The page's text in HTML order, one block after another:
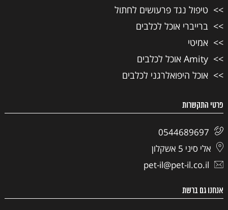
טיפול נגד פרעושים לחתול
ברייברי אוכל לכלבים
אמיטי
Amity אוכל לכלבים
אוכל היפואלרגני לכלבים
פרטי התקשרות
0544689697
אלי סיני 5 אשקלון
pet-il@pet-il.co.il
אנחנו גם ברשת